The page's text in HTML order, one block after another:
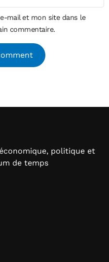
mail et mon site dans le
commentaire.
politique et
de temps